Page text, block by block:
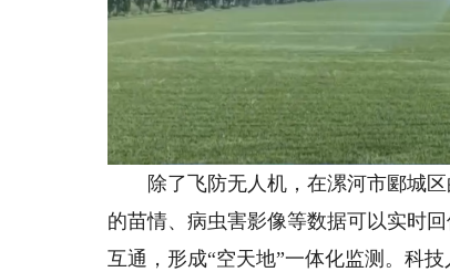
除了飞防无人机，在漯河市郾城区
的苗情、病虫害影像等数据可以实时
互通，形成“空天地”一体化监测。科